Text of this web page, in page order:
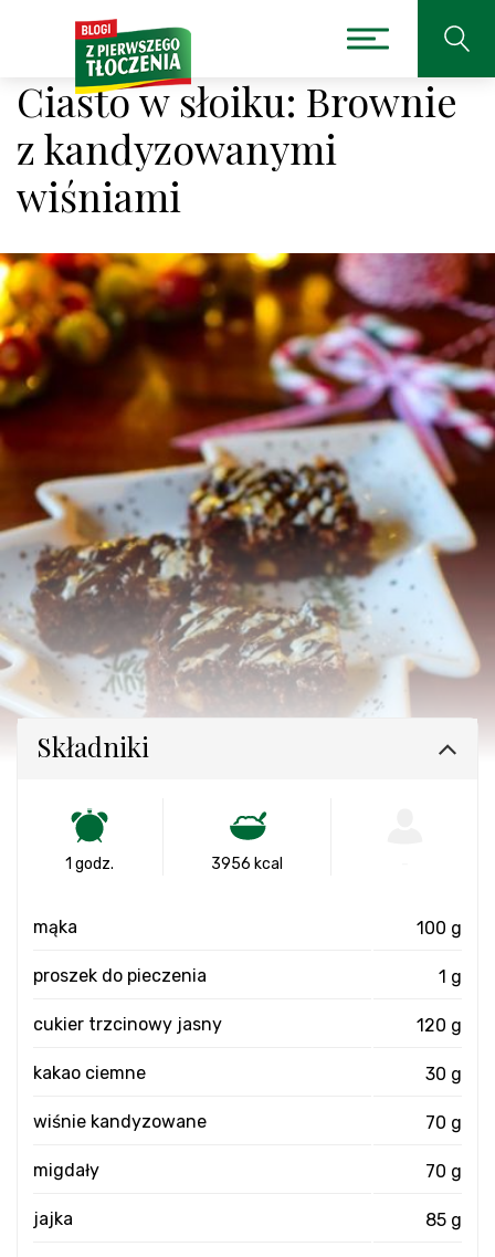
Ciasto w słoiku: Brownie
z kandyzowanymi
wiśniami
Składniki
1 godz. 3956 kcal
mąka 100 g
proszek do pieczenia 1 g
cukier trzcinowy jasny 120 g
kakao ciemne 30 g
wiśnie kandyzowane 70 g
migdały 70 g
jajka 85 g